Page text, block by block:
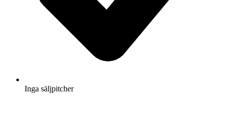
Inga säljpitcher